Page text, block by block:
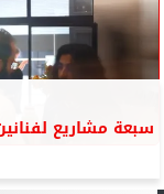
سبعة مشاريع